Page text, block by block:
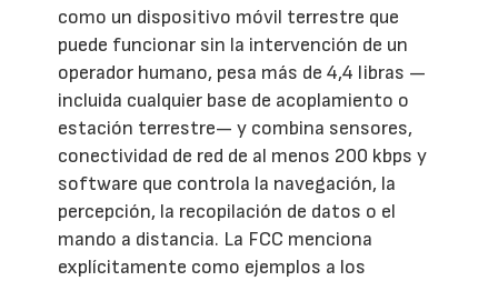
como un dispositivo móvil terrestre que
puede funcionar sin la intervención de un
operador humano, pesa más de 4,4 libras —
incluida cualquier base de acoplamiento o
estación terrestre— y combina sensores,
conectividad de red de al menos 200 kbps y
software que controla la navegación, la
percepción, la recopilación de datos o el
mando a distancia. La FCC menciona
explícitamente como ejemplos a los